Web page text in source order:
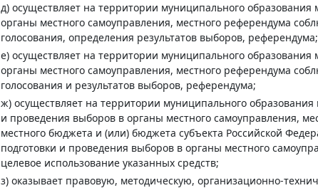
д) осуществляет на территории муниципального
органы местного самоуправления, местного референдума
голосования, определения результатов выборов, референдума;
е) осуществляет на территории муниципального
органы местного самоуправления, местного референдума
голосования и результатов выборов, референдума;
ж) осуществляет на территории муниципального
и проведения выборов в органы местного самоуправления,
местного бюджета и (или) бюджета субъекта Российской
подготовки и проведения выборов в органы местного
целевое использование указанных средств;
з) оказывает правовую, методическую, организационно-